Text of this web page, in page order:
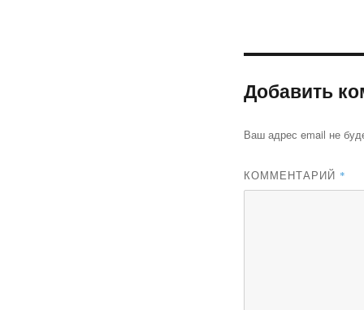
Добавить
Ваш адрес email не
КОММЕНТАРИЙ *